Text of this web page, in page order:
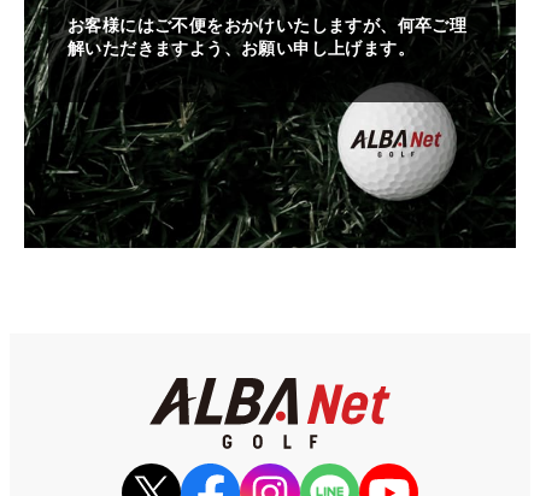
お客様にはご不便をおかけいたしますが、何卒ご理
解いただきますよう、お願い申し上げます。